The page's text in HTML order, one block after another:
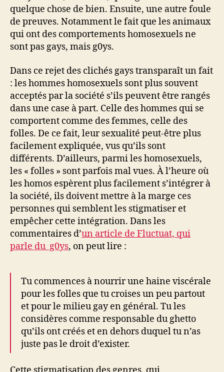
quelque chose de bien. Ensuite, une autre foule
de preuves. Notamment le fait que les animaux
qui ont des comportements homosexuels ne
sont pas gays, mais g0ys.
Dans ce rejet des clichés gays transparaît un fait
: les hommes homosexuels sont plus souvent
acceptés par la société s’ils peuvent être rangés
dans une case à part. Celle des hommes qui se
comportent comme des femmes, celle des
folles. De ce fait, leur sexualité peut-être plus
facilement expliquée, vus qu’ils sont
différents. D’ailleurs, parmi les homosexuels,
les « folles » sont parfois mal vues. À l’heure où
les homos espèrent plus facilement s’intégrer à
la société, ils doivent mettre à la marge ces
personnes qui semblent les stigmatiser et
empêcher cette intégration. Dans les
commentaires d’un article de Fluctuat, qui
parle du g0ys, on peut lire :
Tu commences à nourrir une haine viscérale
pour les folles que tu croises un peu partout
et pour le milieu gay en général. Tu les
considères comme responsable du ghetto
qu’ils ont créés et en dehors duquel tu n’as
juste pas le droit d’exister.